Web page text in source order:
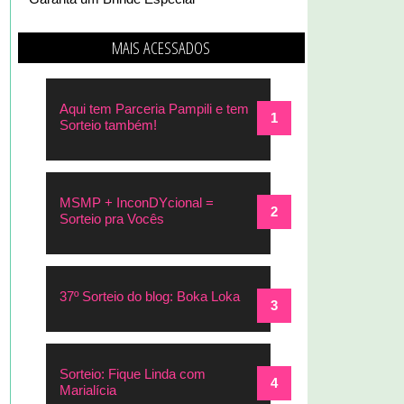
MAIS ACESSADOS
Aqui tem Parceria Pampili e tem
Sorteio também!
MSMP + InconDYcional =
Sorteio pra Vocês
37º Sorteio do blog: Boka Loka
Sorteio: Fique Linda com
Marialícia